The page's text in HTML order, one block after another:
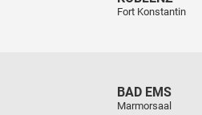
Fort Konstantin
BAD EMS
Marmorsaal